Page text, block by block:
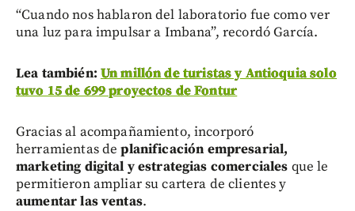
“Cuando nos hablaron del laboratorio fue como ver
una luz para impulsar a Imbana”, recordó García.
Lea también: Un millón de turistas y Antioquia solo
tuvo 15 de 699 proyectos de Fontur
Gracias al acompañamiento, incorporó
herramientas deplanificación empresarial,
marketing digital y estrategias comerciales que le
permitieron ampliar su cartera de clientes y
aumentar las ventas.